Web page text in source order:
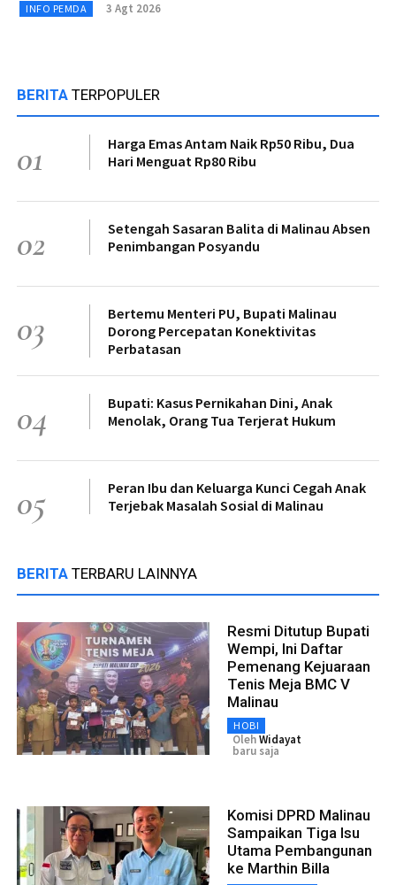
INFO PEMDA 3 Agt 2026
BERITA TERPOPULER
01
Harga Emas Antam Naik Rp50 Ribu, Dua
Hari Menguat Rp80 Ribu
02
Setengah Sasaran Balita di Malinau Absen
Penimbangan Posyandu
03
Bertemu Menteri PU, Bupati Malinau
Dorong Percepatan Konektivitas
Perbatasan
04
Bupati: Kasus Pernikahan Dini, Anak
Menolak, Orang Tua Terjerat Hukum
05
Peran Ibu dan Keluarga Kunci Cegah Anak
Terjebak Masalah Sosial di Malinau
BERITA TERBARU LAINNYA
Resmi Ditutup Bupati
Wempi, Ini Daftar
Pemenang Kejuaraan
Tenis Meja BMC V
Malinau
HOBI
OlehWidayat
baru saja
Komisi DPRD Malinau
Sampaikan Tiga Isu
Utama Pembangunan
ke Marthin Billa